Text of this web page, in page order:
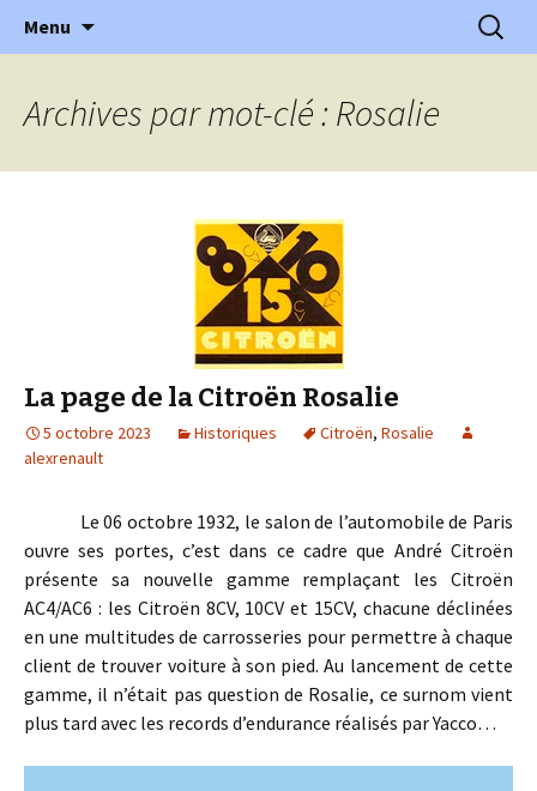
l'Automobile Ancienne
l'automobile ancienne : articles, historiques
…
Menu
Archives par mot-clé : Rosalie
La page de la Citroën Rosalie
5 octobre 2023 Historiques Citroën, Rosalie
alexrenault
Le 06 octobre 1932, le salon de l’automobile de Paris
ouvre ses portes, c’est dans ce cadre que André Citroën
présente sa nouvelle gamme remplaçant les Citroën
AC4/AC6 : les Citroën 8CV, 10CV et 15CV, chacune déclinées
en une multitudes de carrosseries pour permettre à chaque
client de trouver voiture à son pied. Au lancement de cette
gamme, il n’était pas question de Rosalie, ce surnom vient
plus tard avec les records d’endurance réalisés par Yacco…